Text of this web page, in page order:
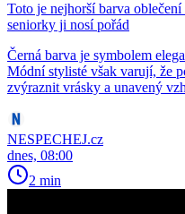
Toto je nejhorší barva
seniorky ji nosí pořád
Černá barva je symbolem
Módní stylisté však varují, že
zvýraznit vrásky a unavený
NESPECHEJ.cz
dnes, 08:00
2 min